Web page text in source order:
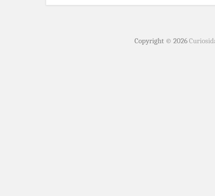
Copyright © 2026